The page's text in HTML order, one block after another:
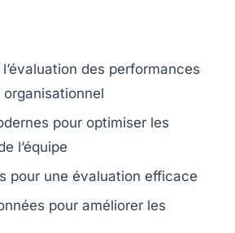
l’évaluation des performances
pour optimiser les
l’équipe
pour une évaluation efficace
pour améliorer les